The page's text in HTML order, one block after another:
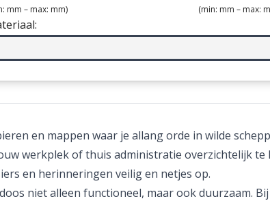
mm – max: mm) (min: mm – max:
en mappen waar je allang orde in wilde
werkplek of thuis administratie overzichtelijk
en herinneringen veilig en netjes op.
niet alleen functioneel, maar ook duurzaam.